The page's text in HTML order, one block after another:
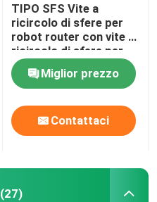
TIPO SFS Vite a
ricircolo di sfere per
robot router con vite a
ricircolo di sfere per
impieghi gravosi 3000
mm
Miglior prezzo
Contattaci
(27)